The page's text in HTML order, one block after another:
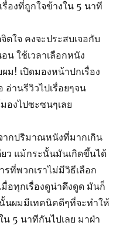
รื่องที่ถูกใจข้างใน 5 นาที
ใจ คงจะประสบเจอกับ
น ใช้เวลาเลือกหนัง
ม! เปิดมองหน้าปกเรื่อง
อ่านรีวิวไปเรื่อยๆจน
งไปซะซนๆเลย
กปริมาณหนังที่มากเกิน
ยว แม้กระนั้นมันเกิดขึ้นได้
รที่พวกเราไม่มีวิธีเลือก
อทุกเรื่องดูน่าดึงดูด มันก็
นผมมีเทคนิคดีๆที่จะทำให้
5 นาทีกันไปเลย มาฝ่า